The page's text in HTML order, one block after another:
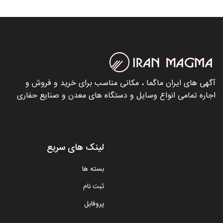
آگهی های ایران ماگما ، مکانی مناسب برای خرید و فروش و
اجاره تمامی انواع وسایل و دستگاه های معدن و صنایع حفاری
لینک های سریع
بسته ها
ثبت نام
پروفایل